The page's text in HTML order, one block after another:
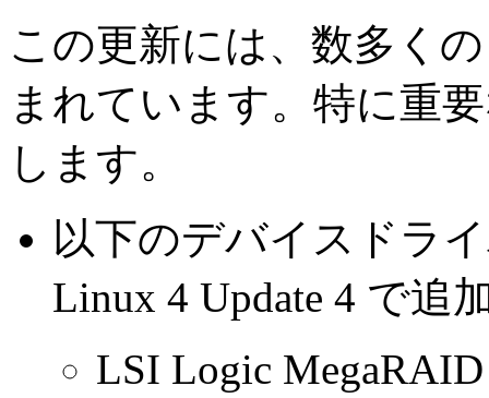
この更新には、数多く
まれています。特に重
します。
以下のデバイスドライ
Linux 4 Update 4 で追
LSI Logic